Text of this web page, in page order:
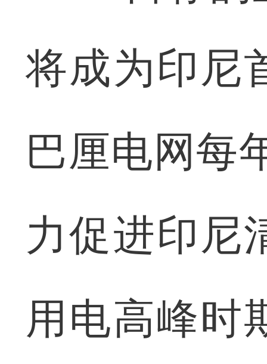
将成为印尼
巴厘电网每
力促进印尼
用电高峰时